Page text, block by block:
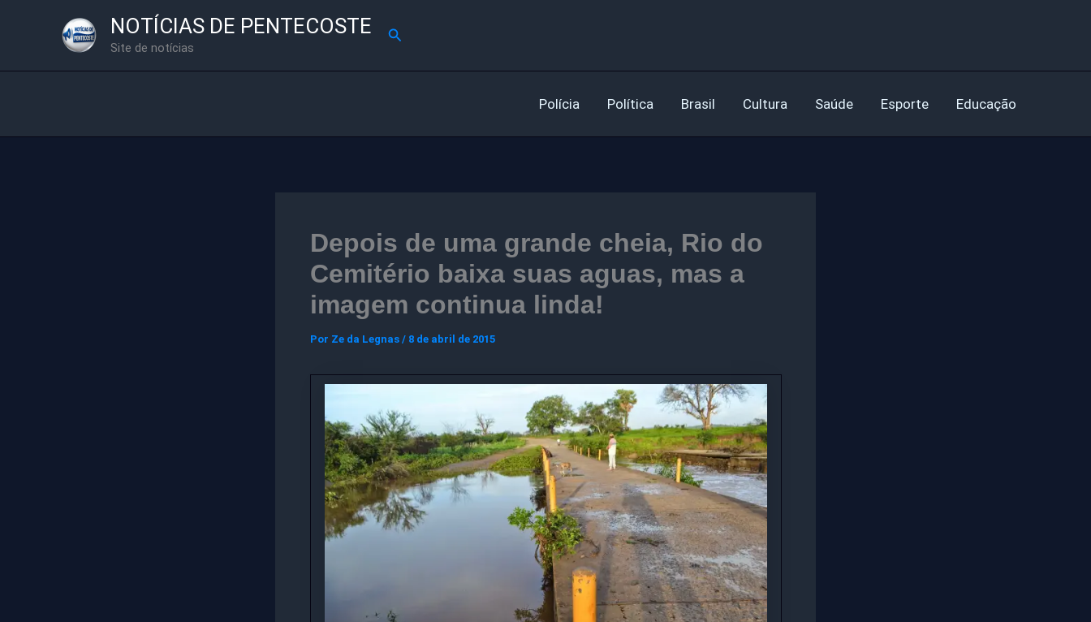
NOTÍCIAS DE PENTECOSTE
Site de notícias
Pesquisar
Polícia Política Brasil Cultura Saúde Esporte Educação
Depois de uma grande cheia, Rio do
Cemitério baixa suas aguas, mas a
imagem continua linda!
Por Ze da Legnas / 8 de abril de 2015